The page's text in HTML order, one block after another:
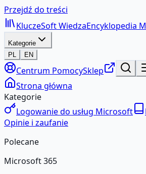
Przejdź do treści
KluczeSoftWiedzaEncyklopedia
Kategorie
PL
EN
Centrum PomocySklep
Strona główna
Kategorie
Logowanie do usług Microsoft
Opinie i zaufanie
Polecane
Microsoft 365